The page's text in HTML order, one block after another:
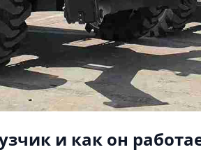
и как он